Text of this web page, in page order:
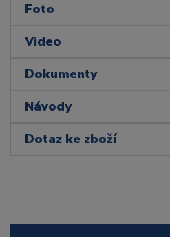
Foto
Video
Dokumenty
Návody
Dotaz ke zboží